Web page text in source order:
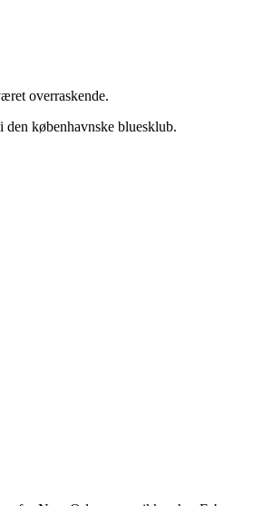
overraskende.
københavnske bluesklub.